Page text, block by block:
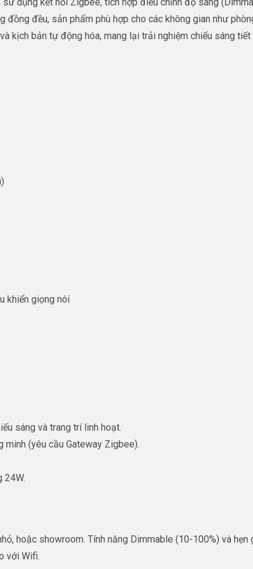
đều, sản phẩm phù hợp cho các không gian như
kịch bản tự động hóa, mang lại trải nghiệm chiếu sáng
khiển giọng nói
sáng và trang trí linh hoạt.
minh (yêu cầu Gateway Zigbee).
24W.
hoặc showroom. Tính năng Dimmable (10-100%) và
với Wifi.